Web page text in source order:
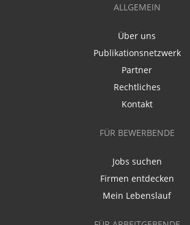
ALLGEMEIN
Über uns
Publikationsnetzwerk
Partner
Rechtliches
Kontakt
FÜR BEWERBENDE
Jobs suchen
Firmen entdecken
Mein Lebenslauf